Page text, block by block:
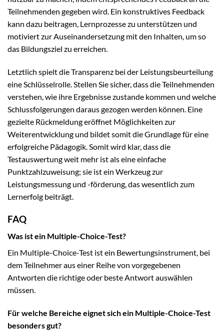
Teilnehmenden gegeben wird. Ein konstruktives Feedback
kann dazu beitragen, Lernprozesse zu unterstützen und
motiviert zur Auseinandersetzung mit den Inhalten, um so
das Bildungsziel zu erreichen.
Letztlich spielt die Transparenz bei der Leistungsbeurteilung
eine Schlüsselrolle. Stellen Sie sicher, dass die Teilnehmenden
verstehen, wie ihre Ergebnisse zustande kommen und welche
Schlussfolgerungen daraus gezogen werden können. Eine
gezielte Rückmeldung eröffnet Möglichkeiten zur
Weiterentwicklung und bildet somit die Grundlage für eine
erfolgreiche Pädagogik. Somit wird klar, dass die
Testauswertung weit mehr ist als eine einfache
Punktzahlzuweisung; sie ist ein Werkzeug zur
Leistungsmessung und -förderung, das wesentlich zum
Lernerfolg beiträgt.
FAQ
Was ist ein Multiple-Choice-Test?
Ein Multiple-Choice-Test ist ein Bewertungsinstrument, bei
dem Teilnehmer aus einer Reihe von vorgegebenen
Antworten die richtige oder beste Antwort auswählen
müssen.
Für welche Bereiche eignet sich ein Multiple-Choice-Test
besonders gut?